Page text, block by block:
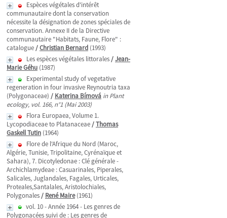
Espèces végétales d'intérêt
communautaire dont la conservation
nécessite la désignation de zones spéciales de
conservation. Annexe II de la Directive
communautaire "Habitats, Faune, Flore" :
catalogue/Christian Bernard (1993)
Les espèces végétales littorales/Jean-
Marie Géhu (1987)
Experimental study of vegetative
regeneration in four invasive Reynoutria taxa
(Polygonaceae) / Katerina Bímová in Plant
ecology, vol. 166, n°1 (Mai 2003)
Flora Europaea, Volume 1.
Lycopodiaceae to Platanaceae/Thomas
Gaskell Tutin (1964)
Flore de l'Afrique du Nord (Maroc,
Algérie, Tunisie, Tripolitaine, Cyrénaïque et
Sahara), 7. Dicotyledonae : Clé générale -
Archichlamydeae : Casuarinales, Piperales,
Salicales, Juglandales, Fagales, Urticales,
Proteales,Santalales, Aristolochiales,
Polygonales/ René Maire(1961)
vol. 10 - Année 1964 - Les genres de
Polygonacées suivi de : Les genres de